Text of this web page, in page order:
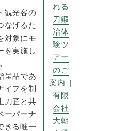
観光客の
なげるた
対象にモ
を実施し
呈品であ
イフを制
刀匠と共
ーパーナ
きる唯一
れる
刀鍛
冶体
験ツ
アー
のご
案内 |
有限
会社
大朝